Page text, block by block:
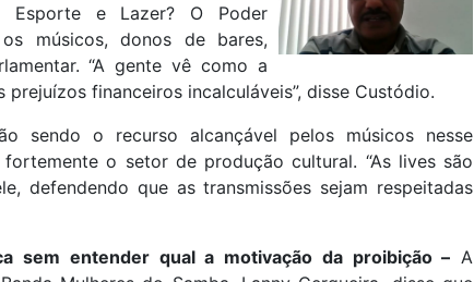
Esporte e Lazer? O Poder
músicos, donos de bares,
“A gente vê como a
financeiros incalculáveis”, disse Custódio.
sendo o recurso alcançável pelos músicos nesse
o setor de produção cultural. “As lives são
defendendo que as transmissões sejam respeitadas
sem entender qual a motivação da proibição – A